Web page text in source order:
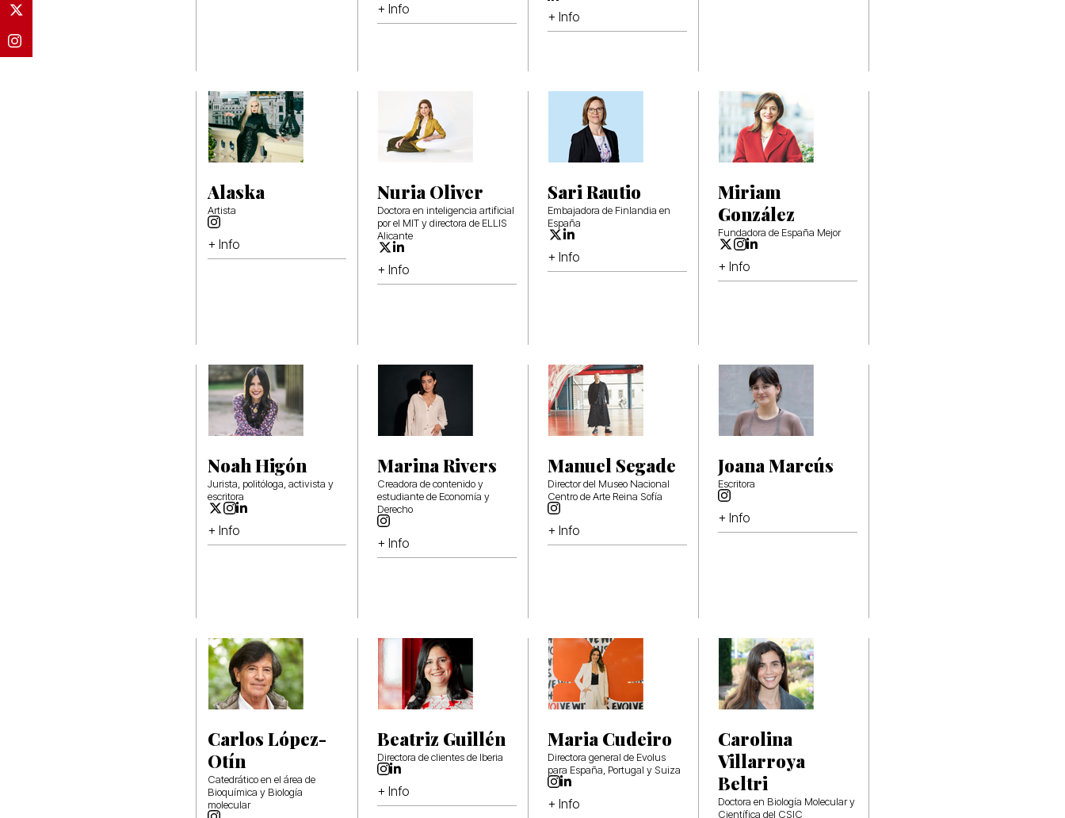
+ Info + Info
Alaska
Artista
+ Info
Nuria Oliver
Doctora en inteligencia artificial
por el MIT y directora de ELLIS
Alicante
+ Info
Sari Rautio
Embajadora de Finlandia en
España
+ Info
Miriam
González
Fundadora de España Mejor
+ Info
Noah Higón
Jurista, politóloga, activista y
escritora
+ Info
Marina Rivers
Creadora de contenido y
estudiante de Economía y
Derecho
+ Info
Manuel Segade
Director del Museo Nacional
Centro de Arte Reina Sofía
+ Info
Joana Marcús
Escritora
+ Info
Carlos López-
Otín
Catedrático en el área de
Bioquímica y Biología
molecular
Beatriz Guillén
Directora de clientes de Iberia
+ Info
Maria Cudeiro
Directora general de Evolus
para España, Portugal y Suiza
+ Info
Carolina
Villarroya
Beltri
Doctora en Biología Molecular y
Científica del CSIC